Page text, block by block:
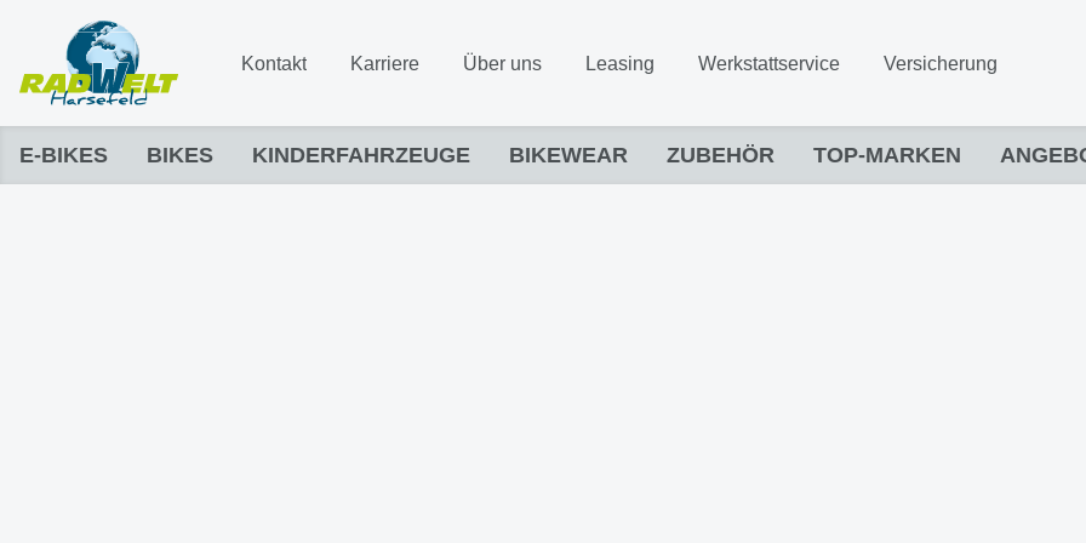
Kontakt Karriere Über uns Leasing Werkstattservice Versicherung
E-BIKES BIKES KINDERFAHRZEUGE BIKEWEAR ZUBEHÖR TOP-MARKEN